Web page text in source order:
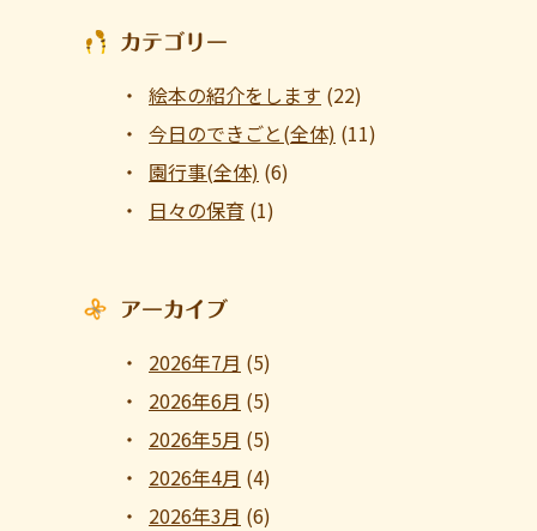
カテゴリー
絵本の紹介をします (22)
今日のできごと(全体) (11)
園行事(全体) (6)
日々の保育 (1)
アーカイブ
2026年7月 (5)
2026年6月 (5)
2026年5月 (5)
2026年4月 (4)
2026年3月 (6)